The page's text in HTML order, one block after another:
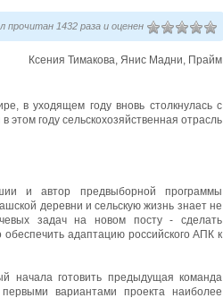
прочитан 1432 раза и оценен
Ксения Тимакова, Янис Мадни, Прайм
в уходящем году вновь столкнулась с
этом году сельскохозяйственная отрасль
и автор предвыборной программы
деревни и сельскую жизнь знает не
задач на новом посту - сделать
адаптацию российского АПК к
начала готовить предыдущая команда
вариантами проекта наиболее